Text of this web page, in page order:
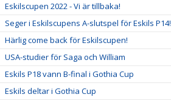
Eskilscupen 2022 - Vi är tillbaka!
Seger i Eskilscupens A-slutspel för Eskils P14!
Härlig come back för Eskilscupen!
USA-studier för Saga och William
Eskils P18 vann B-final i Gothia Cup
Eskils deltar i Gothia Cup